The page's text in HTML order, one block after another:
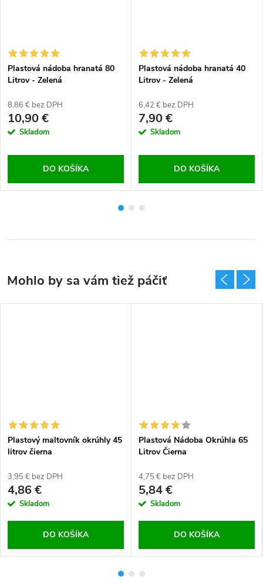
Plastová nádoba hranatá 80
Litrov - Zelená
8,86 € bez DPH
10,90 €
Skladom
DO KOŠÍKA
Plastová nádoba hranatá 40
Litrov - Zelená
6,42 € bez DPH
7,90 €
Skladom
DO KOŠÍKA
Plastový maltovník okrúhly 45
litrov čierna
3,95 € bez DPH
4,86 €
Skladom
DO KOŠÍKA
Plastová Nádoba Okrúhla 65
Litrov Čierna
4,75 € bez DPH
5,84 €
Skladom
DO KOŠÍKA